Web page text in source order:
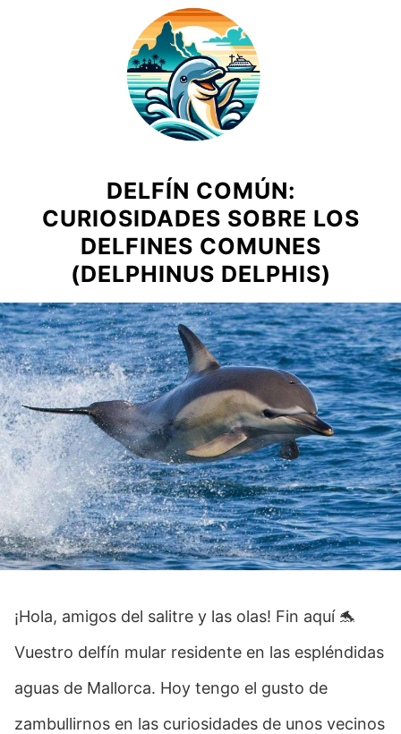
DELFÍN COMÚN:
CURIOSIDADES SOBRE LOS
DELFINES COMUNES
(DELPHINUS DELPHIS)
¡Hola, amigos del salitre y las olas! Fin aquí 🐬
Vuestro delfín mular residente en las espléndidas
aguas de Mallorca. Hoy tengo el gusto de
zambullirnos en las curiosidades de unos vecinos